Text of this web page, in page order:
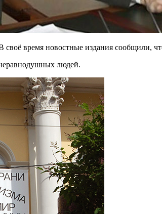
время новостные издания сообщили,
людей.